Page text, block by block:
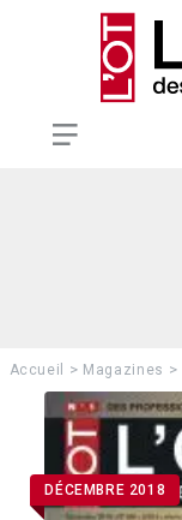
Accueil > Magazines >
DÉCEMBRE 2018